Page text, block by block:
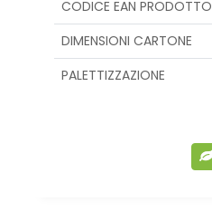
CODICE EAN PRODOTTO
DIMENSIONI CARTONE
PALETTIZZAZIONE